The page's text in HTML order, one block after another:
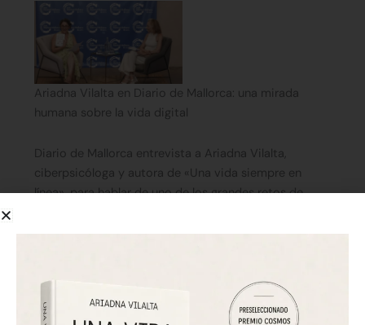
Ariadna Vilalta en Diario de Mallorca: una mirada
humana sobre la vida digital
Diario de Mallorca entrevista a Ariadna Vilalta,
ciberpsicóloga y autora de «Una vida siempre en
línea», para hablar de uno de los grandes retos de
mundo cada vez más mediado por pantallas,
En la entrevista, Vilalta defiende una idea central de
su trabajo: la tecnología no es solo una herramienta